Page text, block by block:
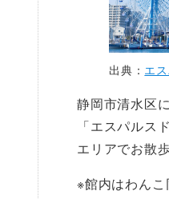
出典： エ
静岡市清水区
「エスパルス
エリアでお散
※館内はわんこ